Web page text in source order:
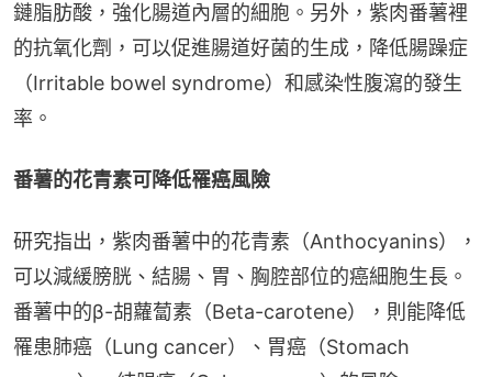
鏈脂肪酸，強化腸道內層的細胞。另外，紫肉番薯裡
的抗氧化劑，可以促進腸道好菌的生成，降低腸躁症
（Irritable bowel syndrome）和感染性腹瀉的發生
率。
番薯的花青素可降低罹癌風險
研究指出，紫肉番薯中的花青素（Anthocyanins），
可以減緩膀胱、結腸、胃、胸腔部位的癌細胞生長。
番薯中的β-胡蘿蔔素（Beta-carotene），則能降低
罹患肺癌（Lung cancer）、胃癌（Stomach